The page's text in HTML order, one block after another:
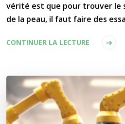
vérité est que pour trouver le
de la peau, il faut faire des
CONTINUER LA LECTURE